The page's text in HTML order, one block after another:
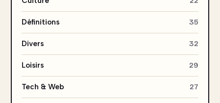
Définitions 35
Divers 32
Loisirs 29
Tech & Web 27